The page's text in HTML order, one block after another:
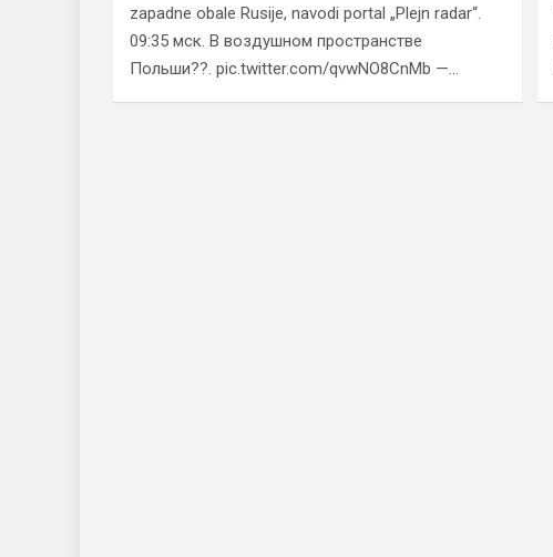
zapadne obale Rusije, navodi portal „Plejn radar“.
09:35 мск. В воздушном пространстве
Польши??. pic.twitter.com/qvwNO8CnMb —…